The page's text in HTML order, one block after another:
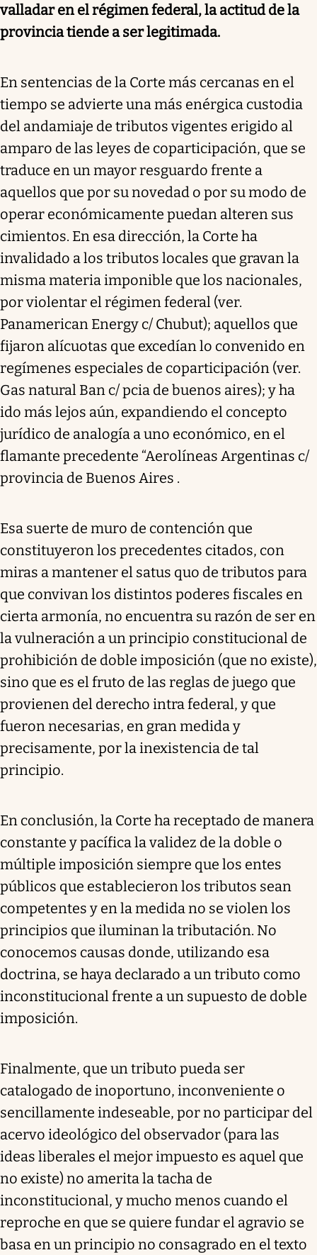
valladar en el régimen federal, la actitud de la
provincia tiende a ser legitimada.
En sentencias de la Corte más cercanas en el
tiempo se advierte una más enérgica custodia
del andamiaje de tributos vigentes erigido al
amparo de las leyes de coparticipación, que se
traduce en un mayor resguardo frente a
aquellos que por su novedad o por su modo de
operar económicamente puedan alteren sus
cimientos. En esa dirección, la Corte ha
invalidado a los tributos locales que gravan la
misma materia imponible que los nacionales,
por violentar el régimen federal (ver.
Panamerican Energy c/ Chubut); aquellos que
fijaron alícuotas que excedían lo convenido en
regímenes especiales de coparticipación (ver.
Gas natural Ban c/ pcia de buenos aires); y ha
ido más lejos aún, expandiendo el concepto
jurídico de analogía a uno económico, en el
flamante precedente “Aerolíneas Argentinas c/
provincia de Buenos Aires .
Esa suerte de muro de contención que
constituyeron los precedentes citados, con
miras a mantener el satus quo de tributos para
que convivan los distintos poderes fiscales en
cierta armonía, no encuentra su razón de ser en
la vulneración a un principio constitucional de
prohibición de doble imposición (que no existe),
sino que es el fruto de las reglas de juego que
provienen del derecho intra federal, y que
fueron necesarias, en gran medida y
precisamente, por la inexistencia de tal
principio.
En conclusión, la Corte ha receptado de manera
constante y pacífica la validez de la doble o
múltiple imposición siempre que los entes
públicos que establecieron los tributos sean
competentes y en la medida no se violen los
principios que iluminan la tributación. No
conocemos causas donde, utilizando esa
doctrina, se haya declarado a un tributo como
inconstitucional frente a un supuesto de doble
imposición.
Finalmente, que un tributo pueda ser
catalogado de inoportuno, inconveniente o
sencillamente indeseable, por no participar del
acervo ideológico del observador (para las
ideas liberales el mejor impuesto es aquel que
no existe) no amerita la tacha de
inconstitucional, y mucho menos cuando el
reproche en que se quiere fundar el agravio se
basa en un principio no consagrado en el texto